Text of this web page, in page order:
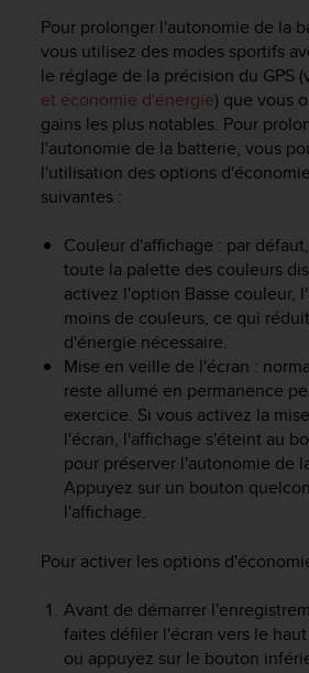
Pour prolonger l'autonomie de la
vous utilisez des modes sportifs
le réglage de la précision du GPS
et économie d'énergie) que vous
gains les plus notables. Pour
l'autonomie de la batterie, vous
l'utilisation des options
suivantes :
Couleur d'affichage : par
toute la palette des couleurs
activez l'option Basse couleur,
moins de couleurs, ce qui
d'énergie nécessaire.
Mise en veille de l'écran :
reste allumé en permanence
exercice. Si vous activez la
l'écran, l'affichage s'éteint au
pour préserver l'autonomie de
Appuyez sur un bouton
l'affichage.
Pour activer les options
Avant de démarrer
faites défiler l'écran vers le
ou appuyez sur le bouton